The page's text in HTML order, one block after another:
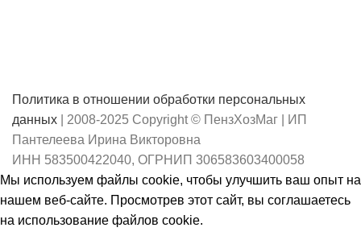
Политика в отношении обработки персональных
данных | 2008-2025 Copyright © ПензХозМаг | ИП
Пантелеева Ирина Викторовна
ИНН 583500422040, ОГРНИП 306583603400058
Мы используем файлы cookie, чтобы улучшить ваш опыт на
нашем веб-сайте. Просмотрев этот сайт, вы соглашаетесь
на использование файлов cookie.